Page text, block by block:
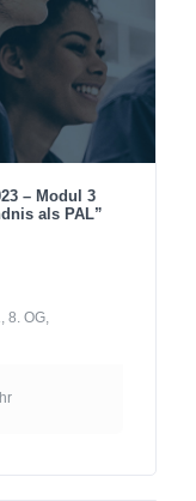
– Modul 3
als PAL”
8. OG,